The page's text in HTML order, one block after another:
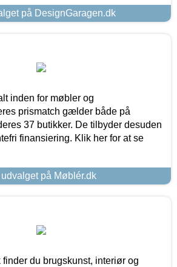
på DesignGaragen.dk
inden for møbler og
prismatch gælder både på
37 butikker. De tilbyder desuden
finansiering. Klik her for at se
på Møblér.dk
du brugskunst, interiør og